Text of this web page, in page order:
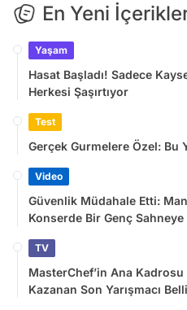
En Yeni
Yaşam
Hasat Başladı! Sadece
Herkesi Şaşırtıyor
Test
Gerçek Gurmelere Özel: Bu
Video
Güvenlik Müdahale Etti:
Konserde Bir Genç Sahneye
TV
MasterChef’in Ana
Kazanan Son Yarışmacı